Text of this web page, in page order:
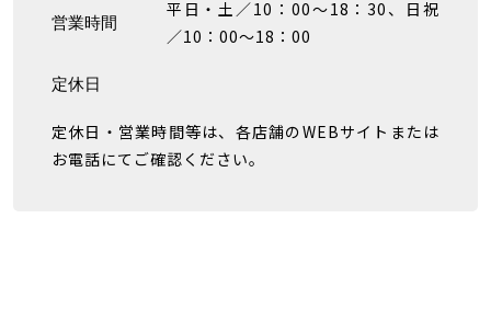
営業時間
平日・土／10：00～18：30、日祝
／10：00～18：00
定休日
定休日・営業時間等は、各店舗のWEBサイトまたは
お電話にてご確認ください。